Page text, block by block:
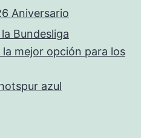
Aniversario
Bundesliga
mejor opción para los
azul